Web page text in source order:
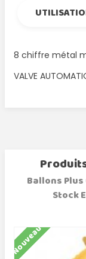
8 chiffre métal
VALVE
Ballons
Stock
Nouveau